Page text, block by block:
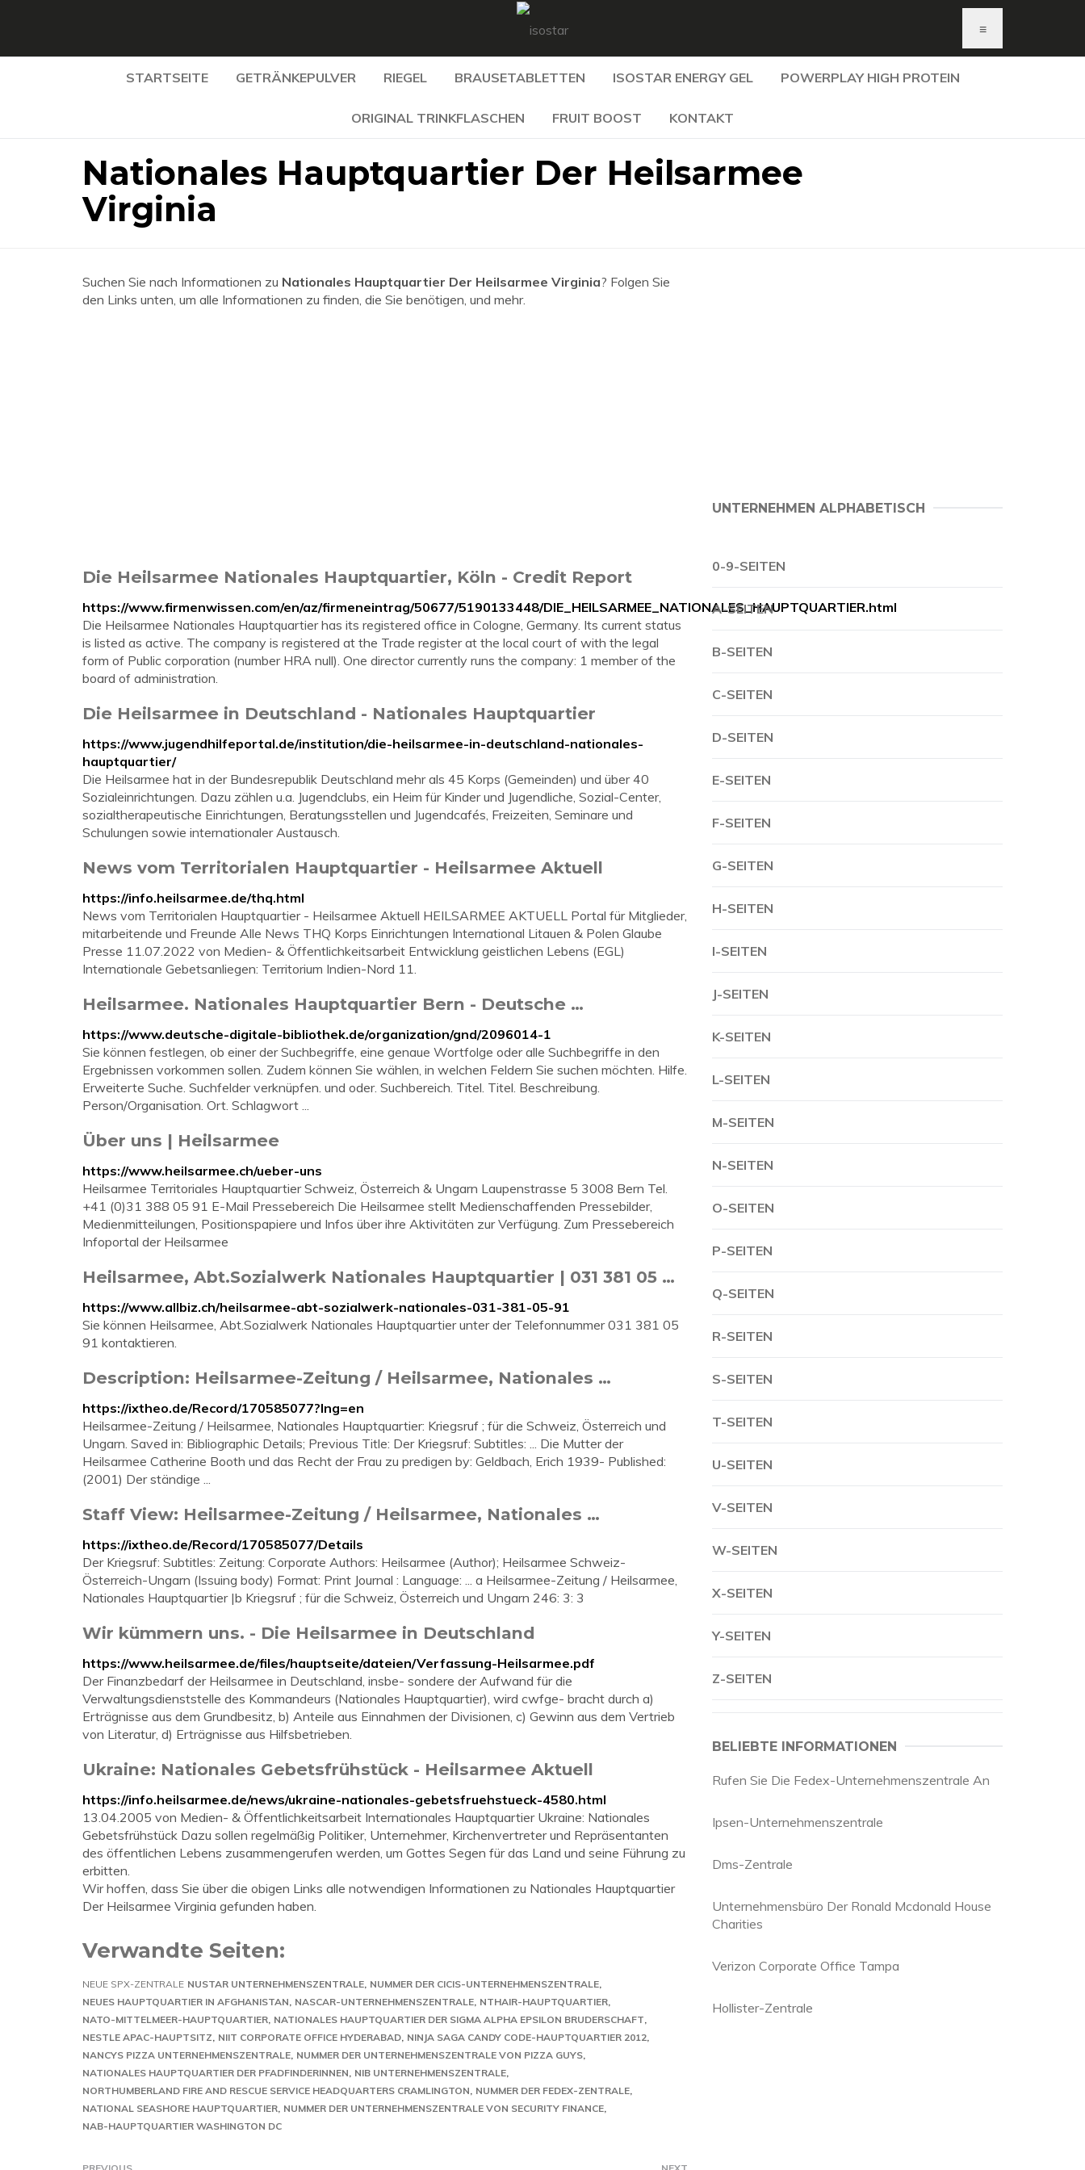
≡
STARTSEITE GETRÄNKEPULVER RIEGEL BRAUSETABLETTEN ISOSTAR ENERGY GEL POWERPLAY HIGH PROTEIN
ORIGINAL TRINKFLASCHEN FRUIT BOOST KONTAKT
Nationales Hauptquartier Der Heilsarmee
Virginia
Suchen Sie nach Informationen zu Nationales Hauptquartier Der Heilsarmee Virginia? Folgen Sie
den Links unten, um alle Informationen zu finden, die Sie benötigen, und mehr.
Die Heilsarmee Nationales Hauptquartier, Köln - Credit Report
https://www.firmenwissen.com/en/az/firmeneintrag/50677/5190133448/DIE_HEILSARMEE_NATIONALES_HAUPTQUARTIER.html
Die Heilsarmee Nationales Hauptquartier has its registered office in Cologne, Germany. Its current status
is listed as active. The company is registered at the Trade register at the local court of with the legal
form of Public corporation (number HRA null). One director currently runs the company: 1 member of the
board of administration.
Die Heilsarmee in Deutschland - Nationales Hauptquartier
https://www.jugendhilfeportal.de/institution/die-heilsarmee-in-deutschland-nationales-
hauptquartier/
Die Heilsarmee hat in der Bundesrepublik Deutschland mehr als 45 Korps (Gemeinden) und über 40
Sozialeinrichtungen. Dazu zählen u.a. Jugendclubs, ein Heim für Kinder und Jugendliche, Sozial-Center,
sozialtherapeutische Einrichtungen, Beratungsstellen und Jugendcafés, Freizeiten, Seminare und
Schulungen sowie internationaler Austausch.
News vom Territorialen Hauptquartier - Heilsarmee Aktuell
https://info.heilsarmee.de/thq.html
News vom Territorialen Hauptquartier - Heilsarmee Aktuell HEILSARMEE AKTUELL Portal für Mitglieder,
mitarbeitende und Freunde Alle News THQ Korps Einrichtungen International Litauen & Polen Glaube
Presse 11.07.2022 von Medien- & Öffentlichkeitsarbeit Entwicklung geistlichen Lebens (EGL)
Internationale Gebetsanliegen: Territorium Indien-Nord 11.
Heilsarmee. Nationales Hauptquartier Bern - Deutsche …
https://www.deutsche-digitale-bibliothek.de/organization/gnd/2096014-1
Sie können festlegen, ob einer der Suchbegriffe, eine genaue Wortfolge oder alle Suchbegriffe in den
Ergebnissen vorkommen sollen. Zudem können Sie wählen, in welchen Feldern Sie suchen möchten. Hilfe.
Erweiterte Suche. Suchfelder verknüpfen. und oder. Suchbereich. Titel. Titel. Beschreibung.
Person/Organisation. Ort. Schlagwort ...
Über uns | Heilsarmee
https://www.heilsarmee.ch/ueber-uns
Heilsarmee Territoriales Hauptquartier Schweiz, Österreich & Ungarn Laupenstrasse 5 3008 Bern Tel.
+41 (0)31 388 05 91 E-Mail Pres­se­be­reich Die Heilsarmee stellt Medienschaffenden Pressebilder,
Medienmitteilungen, Positionspapiere und Infos über ihre Aktivitäten zur Verfügung. Zum Pressebereich
In­fo­por­tal der Heils­ar­mee
Heilsarmee, Abt.Sozialwerk Nationales Hauptquartier | 031 381 05 …
https://www.allbiz.ch/heilsarmee-abt-sozialwerk-nationales-031-381-05-91
Sie können Heilsarmee, Abt.Sozialwerk Nationales Hauptquartier unter der Telefonnummer 031 381 05
91 kontaktieren.
Description: Heilsarmee-Zeitung / Heilsarmee, Nationales …
https://ixtheo.de/Record/170585077?lng=en
Heilsarmee-Zeitung / Heilsarmee, Nationales Hauptquartier: Kriegsruf ; für die Schweiz, Österreich und
Ungarn. Saved in: Bibliographic Details; Previous Title: Der Kriegsruf: Subtitles: ... Die Mutter der
Heilsarmee Catherine Booth und das Recht der Frau zu predigen by: Geldbach, Erich 1939- Published:
(2001) Der ständige ...
Staff View: Heilsarmee-Zeitung / Heilsarmee, Nationales …
https://ixtheo.de/Record/170585077/Details
Der Kriegsruf: Subtitles: Zeitung: Corporate Authors: Heilsarmee (Author); Heilsarmee Schweiz-
Österreich-Ungarn (Issuing body) Format: Print Journal : Language: ... a Heilsarmee-Zeitung / Heilsarmee,
Nationales Hauptquartier |b Kriegsruf ; für die Schweiz, Österreich und Ungarn 246: 3: 3
Wir kümmern uns. - Die Heilsarmee in Deutschland
https://www.heilsarmee.de/files/hauptseite/dateien/Verfassung-Heilsarmee.pdf
Der Finanzbedarf der Heilsarmee in Deutschland, insbe- sondere der Aufwand für die
Verwaltungsdienststelle des Kommandeurs (Nationales Hauptquartier), wird cwfge- bracht durch a)
Erträgnisse aus dem Grundbesitz, b) Anteile aus Einnahmen der Divisionen, c) Gewinn aus dem Vertrieb
von Literatur, d) Erträgnisse aus Hilfsbetrieben.
Ukraine: Nationales Gebetsfrühstück - Heilsarmee Aktuell
https://info.heilsarmee.de/news/ukraine-nationales-gebetsfruehstueck-4580.html
13.04.2005 von Medien- & Öffentlichkeitsarbeit Internationales Hauptquartier Ukraine: Nationales
Gebetsfrühstück Dazu sollen regelmäßig Politiker, Unternehmer, Kirchenvertreter und Repräsentanten
des öffentlichen Lebens zusammengerufen werden, um Gottes Segen für das Land und seine Führung zu
erbitten.
Wir hoffen, dass Sie über die obigen Links alle notwendigen Informationen zu Nationales Hauptquartier
Der Heilsarmee Virginia gefunden haben.
Verwandte Seiten:
NEUE SPX-ZENTRALE NUSTAR UNTERNEHMENSZENTRALE NUMMER DER CICIS-UNTERNEHMENSZENTRALE
NEUES HAUPTQUARTIER IN AFGHANISTAN NASCAR-UNTERNEHMENSZENTRALE NTHAIR-HAUPTQUARTIER
NATO-MITTELMEER-HAUPTQUARTIER NATIONALES HAUPTQUARTIER DER SIGMA ALPHA EPSILON BRUDERSCHAFT
NESTLE APAC-HAUPTSITZ NIIT CORPORATE OFFICE HYDERABAD NINJA SAGA CANDY CODE-HAUPTQUARTIER 2012
NANCYS PIZZA UNTERNEHMENSZENTRALE NUMMER DER UNTERNEHMENSZENTRALE VON PIZZA GUYS
NATIONALES HAUPTQUARTIER DER PFADFINDERINNEN NIB UNTERNEHMENSZENTRALE
NORTHUMBERLAND FIRE AND RESCUE SERVICE HEADQUARTERS CRAMLINGTON NUMMER DER FEDEX-ZENTRALE
NATIONAL SEASHORE HAUPTQUARTIER NUMMER DER UNTERNEHMENSZENTRALE VON SECURITY FINANCE
NAB-HAUPTQUARTIER WASHINGTON DC
UNTERNEHMEN ALPHABETISCH
0-9-SEITEN
A-SEITEN
B-SEITEN
C-SEITEN
D-SEITEN
E-SEITEN
F-SEITEN
G-SEITEN
H-SEITEN
I-SEITEN
J-SEITEN
K-SEITEN
L-SEITEN
M-SEITEN
N-SEITEN
O-SEITEN
P-SEITEN
Q-SEITEN
R-SEITEN
S-SEITEN
T-SEITEN
U-SEITEN
V-SEITEN
W-SEITEN
X-SEITEN
Y-SEITEN
Z-SEITEN
BELIEBTE INFORMATIONEN
Rufen Sie Die Fedex-Unternehmenszentrale An
Ipsen-Unternehmenszentrale
Dms-Zentrale
Unternehmensbüro Der Ronald Mcdonald House
Charities
Verizon Corporate Office Tampa
Hollister-Zentrale